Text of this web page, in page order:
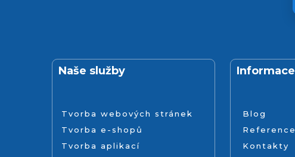
Naše služby
Tvorba webových stránek
Tvorba e-shopů
Tvorba aplikací
Informace
Blog
Reference
Kontakty